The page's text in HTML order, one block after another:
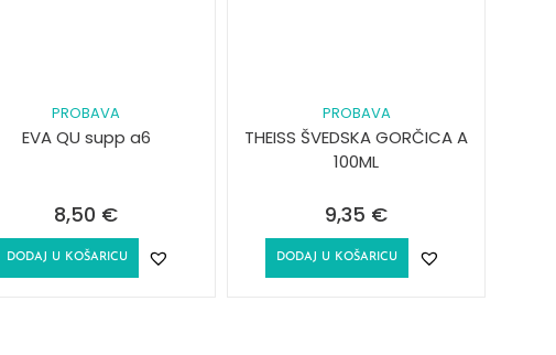
PROBAVA
EVA QU supp a6
8,50 €
DODAJ U KOŠARICU
PROBAVA
THEISS ŠVEDSKA GORČICA A
100ML
9,35 €
DODAJ U KOŠARICU